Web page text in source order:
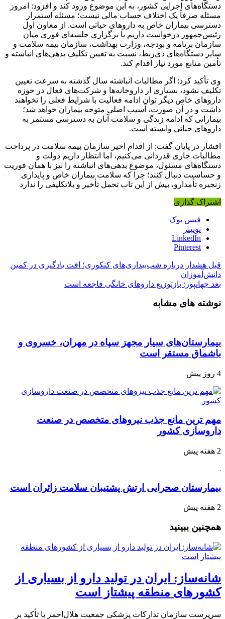
دستگاه‌های اجرایی کشور، به این موضوع ورود کند و افزود: امروز
مسئله صرفاً یک اختلاف حساب مالی نیست؛ مسئله استمرار
دسترسی بیماران خاص به داروهای حیاتی است. از معاون اول
رئیس‌جمهور درخواست داریم با برگزاری جلسه‌ای فوری میان
سازمان برنامه و بودجه، وزارت بهداشت، سازمان بیمه سلامت و
سایر دستگاه‌های ذی‌ربط، نسبت به تعیین تکلیف بدهی‌های انباشته و
تأمین منابع مورد نیاز اقدام کند.
وی تأکید کرد: اگر مطالبات انباشته سال گذشته به سرعت تعیین
تکلیف نشود، بسیاری از داروخانه‌ها و شرکت‌های فعال در حوزه
داروهای خاص دیگر توان ادامه فعالیت با شرایط فعلی را نخواهند
داشت و در آن صورت، آسیب اصلی متوجه بیماران خواهد شد؛
بیمارانی که ادامه زندگی و سلامت آنان به دسترسی مستمر به
داروهای حیاتی وابسته است.
افشار در پایان گفت: از اقدام اخیر سازمان بیمه سلامت در پرداخت
مطالبات جاری قدردانی می‌کنیم، اما انتظار داریم دولت و
دستگاه‌های مسئول، موضوع بدهی‌های انباشته را نیز با همان فوریت
و حساسیت دنبال کنند؛ چرا که سلامت بیماران خاص و پایداری
زنجیره تأمدارو، بیش از این تاب تحمل تأخیر و بلاتکلیفی را ندارد
اشتراک گذاری
فیس بوک
توییتر
LinkedIn
Pinterest
قبل هشدار درباره شب‌بیداری‌های کنکوری؛ افت یادگیری در کمین
دانش‌آموزان
بعد جهانپور: بازتوزیع داروهای خانگی فاجعه‌ است
نوشته های مشابه
بیمارستان‌های سیار مجهز سپاه در مهران، خسروی و
باشماق مستقر است
4 روز پیش
مهم ترین مانع جذب نیروهای متخصص در صنعت
داروسازی کشور
2 هفته پیش
بیمارستان صحرایی ارتش پشتیبان سلامت زائران است
2 هفته پیش
همچنین ببینید
شانه‌ساز: ایران در تولید دارو از بسیاری از
کشورهای منطقه پیشتاز است
سرپرست سازمان تدارکات پزشکی جمعیت هلال‌احمر با تأکید بر